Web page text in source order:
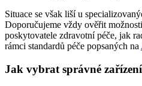
Situace se však liší u
Doporučujeme vždy ověřit
poskytovatele zdravotní péče, jak
rámci standardů péče popsaných na
Jak vybrat správné